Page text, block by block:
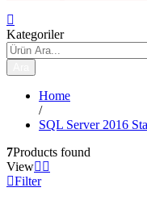
Kategoriler
Home
/
SQL Server 2016
7Products found
View
Filter